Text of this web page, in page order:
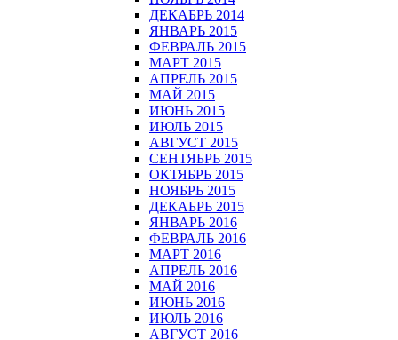
ДЕКАБРЬ 2014
ЯНВАРЬ 2015
ФЕВРАЛЬ 2015
МАРТ 2015
АПРЕЛЬ 2015
МАЙ 2015
ИЮНЬ 2015
ИЮЛЬ 2015
АВГУСТ 2015
СЕНТЯБРЬ 2015
ОКТЯБРЬ 2015
НОЯБРЬ 2015
ДЕКАБРЬ 2015
ЯНВАРЬ 2016
ФЕВРАЛЬ 2016
МАРТ 2016
АПРЕЛЬ 2016
МАЙ 2016
ИЮНЬ 2016
ИЮЛЬ 2016
АВГУСТ 2016